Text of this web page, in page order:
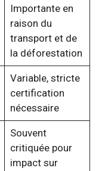
Importante en
raison du
transport et de
la déforestation
Variable, stricte
certification
nécessaire
Souvent
critiquée pour
impact sur